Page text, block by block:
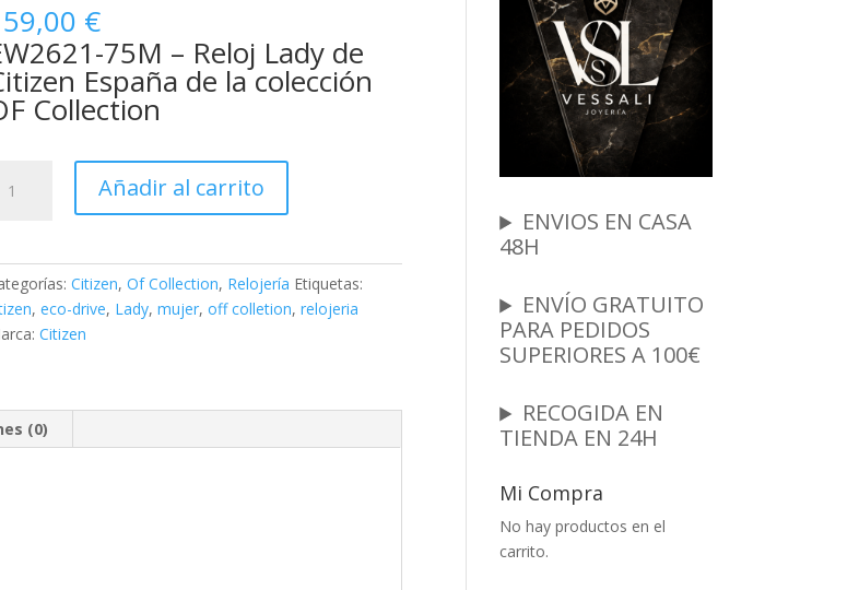
€
75M – Reloj Lady de
España de la colección
Collection
Añadir al carrito
Citizen,Of Collection, Relojería Etiquetas:
,eco-drive, Lady,mujer,off colletion,relojeria
Citizen
(0)
ENVIOS EN CASA
48H
ENVÍO GRATUITO
PARA PEDIDOS
SUPERIORES A 100€
RECOGIDA EN
TIENDA EN 24H
Mi Compra
No hay productos en el
carrito.